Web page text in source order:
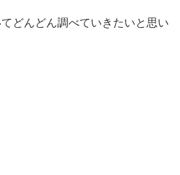
どんどん調べていきたいと思い